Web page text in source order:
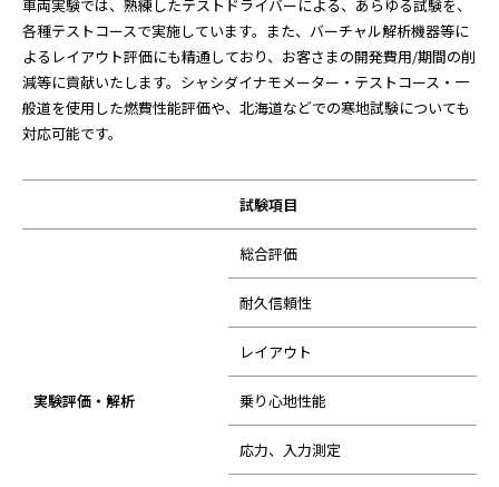
車両実験では、熟練したテストドライバーによる、あらゆる試験を、
各種テストコースで実施しています。また、バーチャル解析機器等に
よるレイアウト評価にも精通しており、お客さまの開発費用/期間の削
減等に貢献いたします。シャシダイナモメーター・テストコース・一
般道を使用した燃費性能評価や、北海道などでの寒地試験についても
対応可能です。
試験項目
実験評価・解析
総合評価
耐久信頼性
レイアウト
乗り心地性能
応力、入力測定